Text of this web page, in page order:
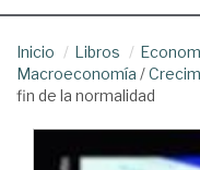
Inicio Libros
Macroeconomía /
fin de la normalidad